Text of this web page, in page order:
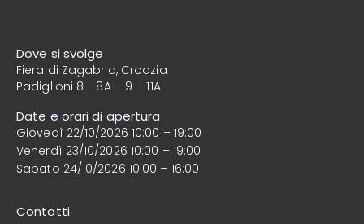
Dove si svolge
Fiera di Zagabria, Croazia
Padiglioni 8 - 8A – 9 – 11A
Date e orari di apertura
Giovedì 22/10/2026 10:00 – 19:00
Venerdì 23/10/2026 10:00 – 19:00
Sabato 24/10/2026 10:00 – 16:00
Contatti